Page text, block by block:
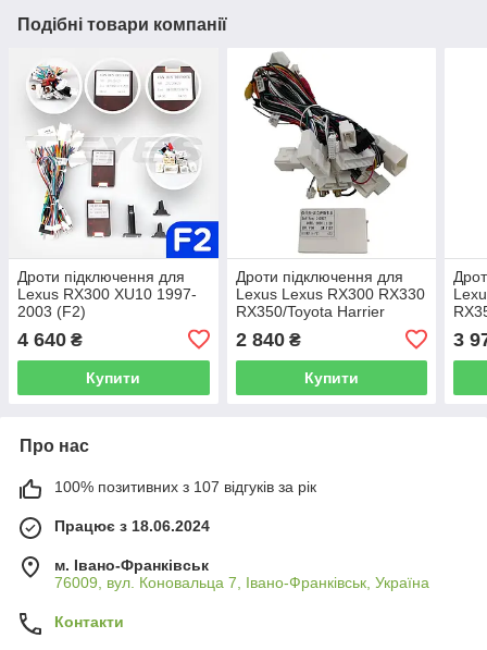
Подібні товари компанії
Дроти підключення для
Lexus RX300 XU10 1997-
2003 (F2)
4 640 ₴
Купити
Дроти підключення для
Lexus Lexus RX300 RX330
RX350/Toyota Harrier
2 840₴
Купити
2
3
Про нас
100% позитивних з 107 відгуків за рік
Працює з 18.06.2024
м. Івано-Франківськ
76009, вул. Коновальца 7, Івано-Франківськ, Україна
Контакти